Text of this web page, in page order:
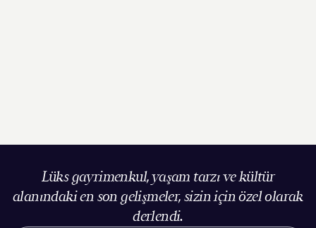
Lüks gayrimenkul, yaşam tarzı ve kültür
alanındaki en son gelişmeler, sizin için özel olarak
derlendi.